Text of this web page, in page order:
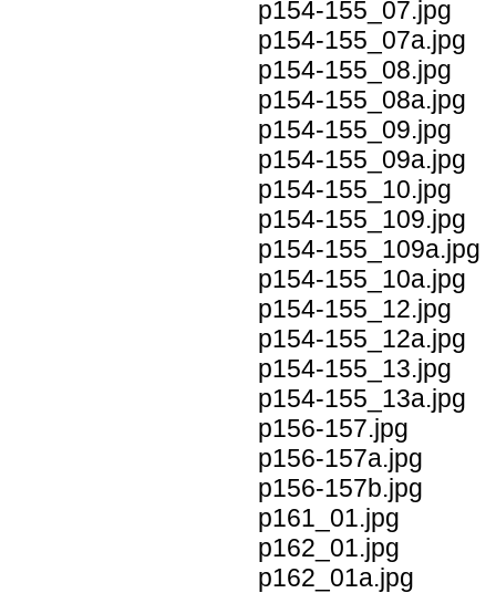
p154-155_07.jpg
p154-155_07a.jpg
p154-155_08.jpg
p154-155_08a.jpg
p154-155_09.jpg
p154-155_09a.jpg
p154-155_10.jpg
p154-155_109.jpg
p154-155_109a.jpg
p154-155_10a.jpg
p154-155_12.jpg
p154-155_12a.jpg
p154-155_13.jpg
p154-155_13a.jpg
p156-157.jpg
p156-157a.jpg
p156-157b.jpg
p161_01.jpg
p162_01.jpg
p162_01a.jpg